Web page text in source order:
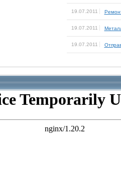
19.07.2011
19.07.2011
19.07.2011